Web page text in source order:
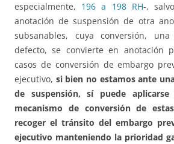
especialmente, 196 a 198 RH-,
anotación de suspensión de otra
subsanables, cuya conversión,
defecto, se convierte en anotación
casos de conversión de embargo
ejecutivo, si bien no estamos ante
de suspensión, sí puede aplicarse
mecanismo de conversión de
recoger el tránsito del embargo
ejecutivo manteniendo la prioridad